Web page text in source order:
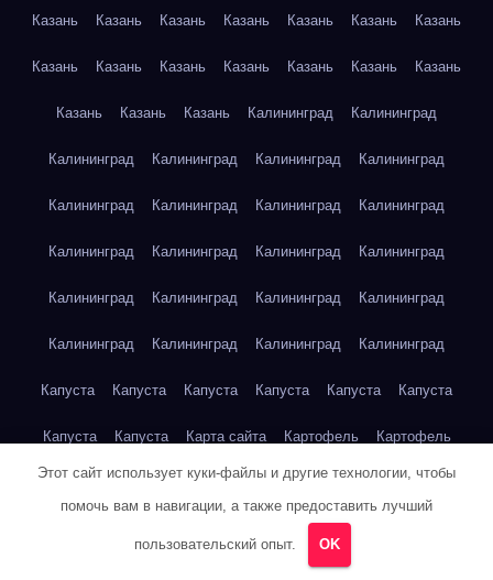
Казань Казань Казань Казань Казань Казань Казань
Казань Казань Казань Казань Казань Казань Казань
Казань Казань Казань Калининград Калининград
Калининград Калининград Калининград Калининград
Калининград Калининград Калининград Калининград
Калининград Калининград Калининград Калининград
Калининград Калининград Калининград Калининград
Калининград Калининград Калининград Калининград
Капуста Капуста Капуста Капуста Капуста Капуста
Капуста Капуста Карта сайта Картофель Картофель
Картофель Картофель Картофель Картофель
Кейптаун
Этот сайт использует куки-файлы и другие технологии, чтобы
помочь вам в навигации, а также предоставить лучший
пользовательский опыт. OK